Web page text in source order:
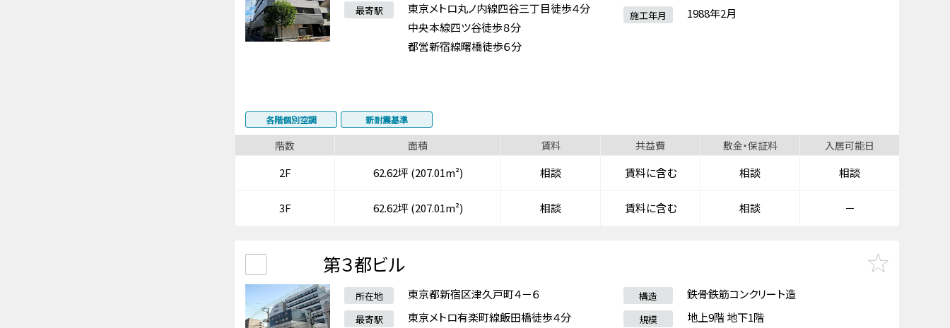
最寄駅
東京メトロ丸ノ内線四谷三丁目徒歩４分
中央本線四ツ谷徒歩８分
都営新宿線曙橋徒歩６分
施工年月 1988年2月
各階個別空調 新耐震基準
階数 面積 賃料 共益費 敷金・保証料 入居可能日
2F 62.62坪 (207.01m²) 相談 賃料に含む 相談 相談
3F 62.62坪 (207.01m²) 相談 賃料に含む 相談 －
第３都ビル
所在地 東京都新宿区津久戸町４－６
最寄駅
東京メトロ有楽町線飯田橋徒歩４分
構造 鉄骨鉄筋コンクリート造
規模 地上9階 地下1階